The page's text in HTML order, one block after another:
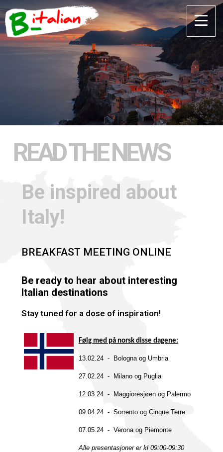
READ THE NEWS
Be inspired about
Italy!
BREAKFAST MEETING ONLINE
Be ready to hear about interesting
Italian destinations
Stay tuned for a dose of inspiration!
Følg med på norsk disse dagene:
13.02.24 - Bologna og Umbria
27.02.24 - Milano og Puglia
12.03.24 - Maggioresjøen og Palermo
09.04.24 - Sorrento og Cinque Terre
07.05.24 - Verona og Piemonte
Alle presentasjoner er kl 09:00-09:30